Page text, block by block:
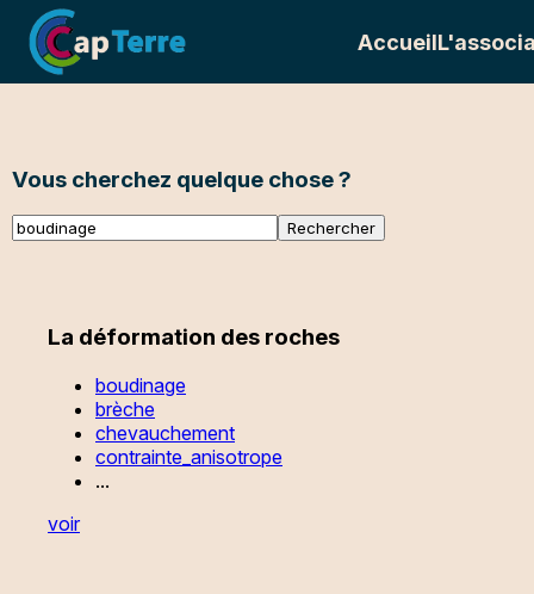
Accueil
Vous cherchez quelque chose ?
La déformation des roches
boudinage
brèche
chevauchement
contrainte_anisotrope
...
voir